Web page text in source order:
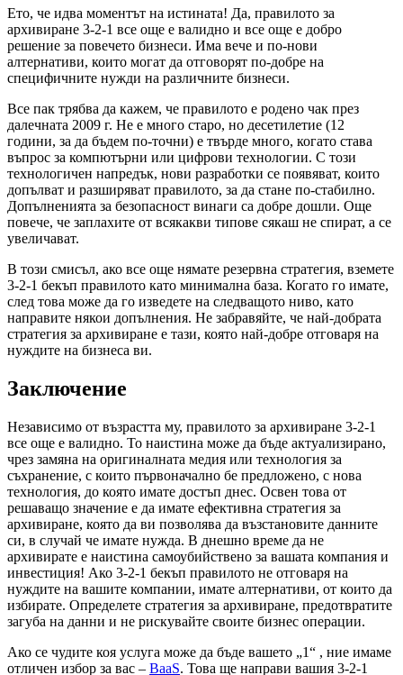
Ето, че идва моментът на истината! Да, правилото за
архивиране 3-2-1 все още е валидно и все още е добро
решение за повечето бизнеси. Има вече и по-нови
алтернативи, които могат да отговорят по-добре на
специфичните нужди на различните бизнеси.
Все пак трябва да кажем, че правилото е родено чак през
далечната 2009 г. Не е много старо, но десетилетие (12
години, за да бъдем по-точни) е твърде много, когато става
въпрос за компютърни или цифрови технологии. С този
технологичен напредък, нови разработки се появяват, които
допълват и разширяват правилото, за да стане по-стабилно.
Допълненията за безопасност винаги са добре дошли. Още
повече, че заплахите от всякакви типове сякаш не спират, а се
увеличават.
В този смисъл, ако все още нямате резервна стратегия, вземете
3-2-1 бекъп правилото като минимална база. Когато го имате,
след това може да го изведете на следващото ниво, като
направите някои допълнения. Не забравяйте, че най-добрата
стратегия за архивиране е тази, която най-добре отговаря на
нуждите на бизнеса ви.
Заключение
Независимо от възрастта му, правилото за архивиране 3-2-1
все още е валидно. То наистина може да бъде актуализирано,
чрез замяна на оригиналната медия или технология за
съхранение, с които първоначално бе предложено, с нова
технология, до която имате достъп днес. Освен това от
решаващо значение е да имате ефективна стратегия за
архивиране, която да ви позволява да възстановите данните
си, в случай че имате нужда. В днешно време да не
архивирате е наистина самоубийствено за вашата компания и
инвестиция! Ако 3-2-1 бекъп правилото не отговаря на
нуждите на вашите компании, имате алтернативи, от които да
избирате. Определете стратегия за архивиране, предотвратите
загуба на данни и не рискувайте своите бизнес операции.
Ако се чудите коя услуга може да бъде вашето „1“ , ние имаме
отличен избор за вас – BaaS. Това ще направи вашия 3-2-1